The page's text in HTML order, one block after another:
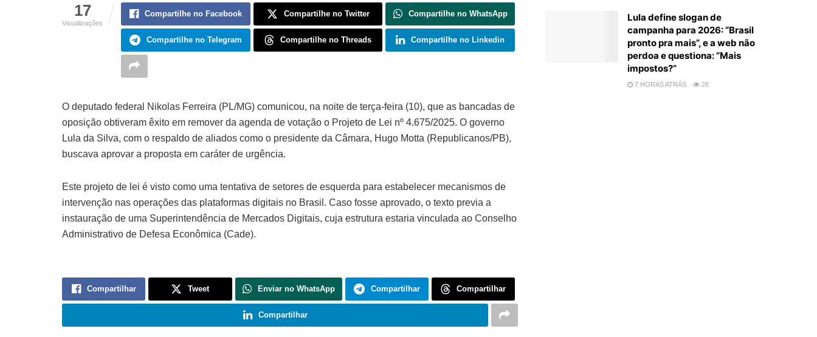
17
Visualizações
Compartilhe no Facebook Compartilhe no Twitter Compartilhe no WhatsApp
Compartilhe no Telegram Compartilhe no Threads Compartilhe no Linkedin
O deputado federal Nikolas Ferreira (PL/MG) comunicou, na noite de terça-feira (10), que as bancadas de
oposição obtiveram êxito em remover da agenda de votação o Projeto de Lei nº 4.675/2025. O governo
Lula da Silva, com o respaldo de aliados como o presidente da Câmara, Hugo Motta (Republicanos/PB),
buscava aprovar a proposta em caráter de urgência.
Este projeto de lei é visto como uma tentativa de setores de esquerda para estabelecer mecanismos de
intervenção nas operações das plataformas digitais no Brasil. Caso fosse aprovado, o texto previa a
instauração de uma Superintendência de Mercados Digitais, cuja estrutura estaria vinculada ao Conselho
Administrativo de Defesa Econômica (Cade).
Compartilhar Tweet Enviar no WhatsApp Compartilhar Compartilhar
Compartilhar
Lula define slogan de
campanha para 2026: “Brasil
pronto pra mais”, e a web não
perdoa e questiona: “Mais
impostos?”
7 HORAS ATRÁS 26